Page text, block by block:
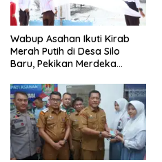
Wabup Asahan Ikuti Kirab
Merah Putih di Desa Silo
Baru, Pekikan Merdeka